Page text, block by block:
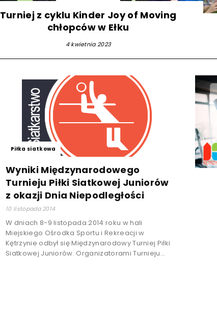
Turniej z cyklu Kinder Joy of Moving
chłopców w Ełku
4 kwietnia 2023
Piłka siatkowa
Wyniki Międzynarodowego
Turnieju Piłki Siatkowej Juniorów
z okazji Dnia Niepodległości
10 listopada 2014
W dniach 8-9 listopada 2014 roku w hali
Miejskiego Ośrodka Sportu i Rekreacji w
Kętrzynie odbył się Międzynarodowy Turniej Piłki
Siatkowej Juniorów. Organizatorami Turnieju...